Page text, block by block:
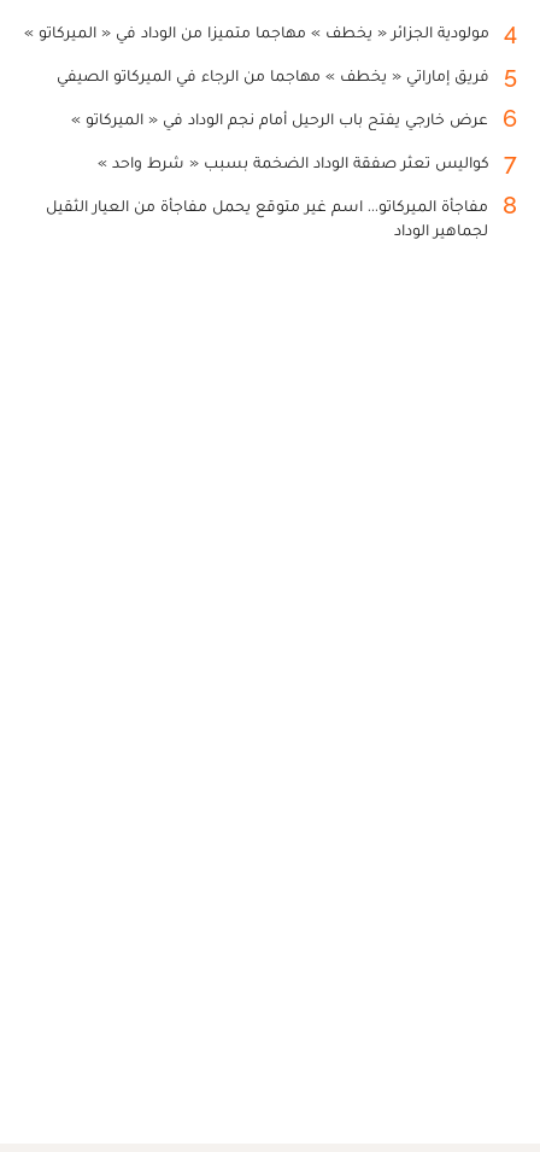
4 مولودية الجزائر « يخطف » مهاجما متميزا من الوداد في « الميركاتو »
5 فريق إماراتي « يخطف » مهاجما من الرجاء في الميركاتو الصيفي
6 عرض خارجي يفتح باب الرحيل أمام نجم الوداد في « الميركاتو »
7 كواليس تعثر صفقة الوداد الضخمة بسبب « شرط واحد »
8
مفاجأة الميركاتو... اسم غير متوقع يحمل مفاجأة من العيار الثقيل
لجماهير الوداد